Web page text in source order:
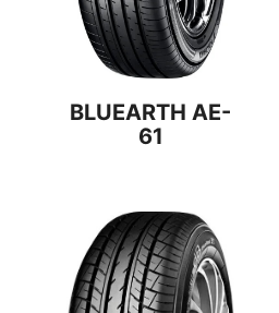
BLUEARTH AE-
61